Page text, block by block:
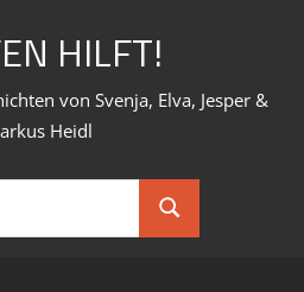
HILFT!
von Svenja, Elva, Jesper &
Heidl
Suchen